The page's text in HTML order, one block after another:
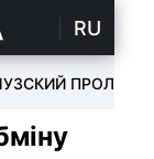
RU
ПРОЛИВ